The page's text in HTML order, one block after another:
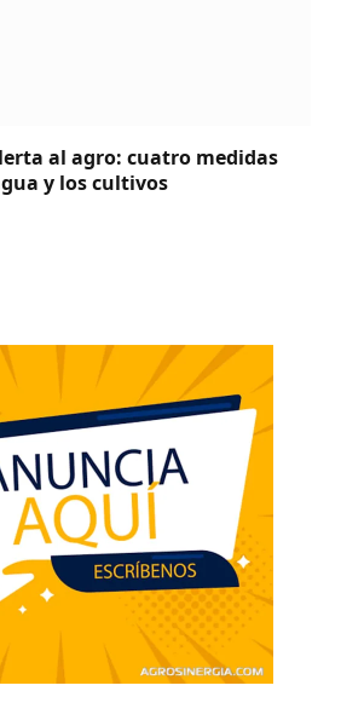
al agro: cuatro medidas
y los cultivos